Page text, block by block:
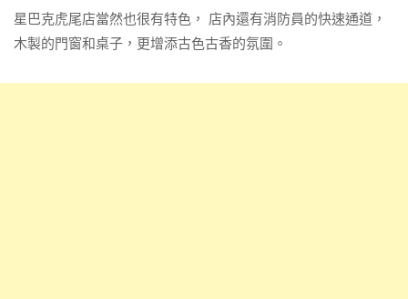
星巴克虎尾店當然也很有特色， 店內還有消防員的快速通道，
木製的門窗和桌子，更增添古色古香的氛圍。